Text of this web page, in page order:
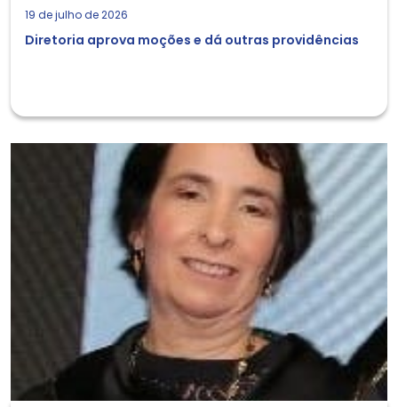
19 de julho de 2026
Diretoria aprova moções e dá outras providências